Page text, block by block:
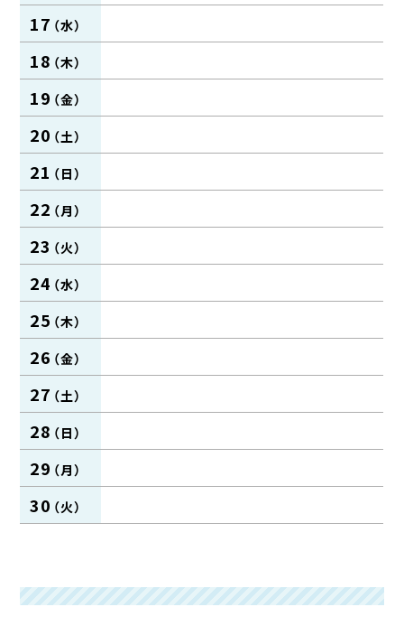
17
18
19
20
21
22
23
24
25
26
27
28
29
30